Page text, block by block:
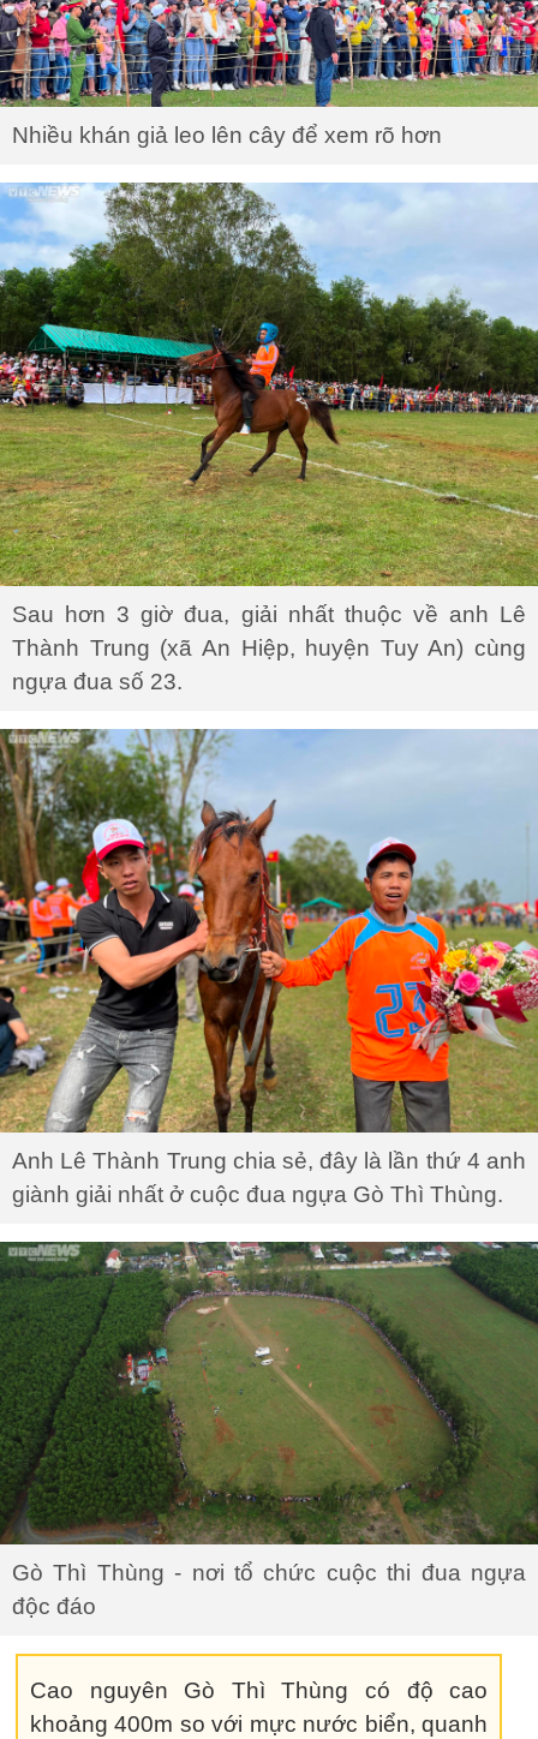
Nhiều khán giả leo lên cây để xem rõ hơn
Sau hơn 3 giờ đua, giải nhất thuộc về anh Lê
Thành Trung (xã An Hiệp, huyện Tuy An) cùng
ngựa đua số 23.
Anh Lê Thành Trung chia sẻ, đây là lần thứ 4 anh
giành giải nhất ở cuộc đua ngựa Gò Thì Thùng.
Gò Thì Thùng - nơi tổ chức cuộc thi đua ngựa
độc đáo
Cao nguyên Gò Thì Thùng có độ cao
khoảng 400m so với mực nước biển, quanh